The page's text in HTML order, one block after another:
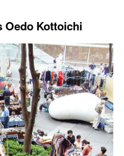
Oedo Kottoichi